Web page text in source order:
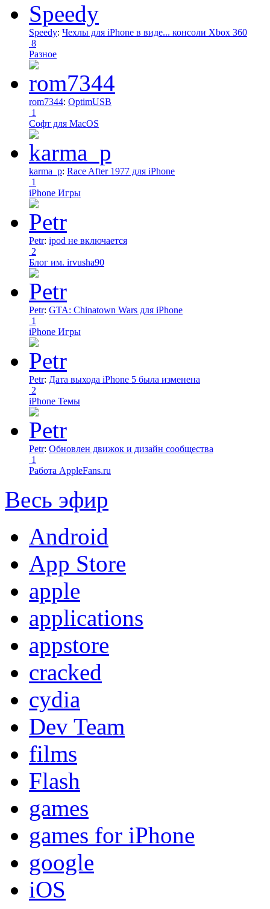
Speedy: Чехлы для iPhone в виде... консоли Xbox 360
8
Разное
rom7344: OptimUSB
1
Софт для MacOS
karma_p: Race After 1977 для iPhone
1
iPhone Игры
Petr: ipod не включается
2
Блог им. irvusha90
Petr: GTA: Chinatown Wars для iPhone
1
iPhone Игры
Petr: Дата выхода iPhone 5 была изменена
2
iPhone Темы
Petr: Обновлен движок и дизайн сообщества
1
Работа AppleFans.ru
Весь эфир
Android
App Store
apple
applications
appstore
cracked
cydia
Dev Team
films
Flash
games
games for iPhone
google
iOS